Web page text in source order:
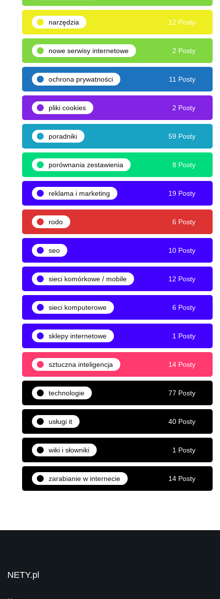
narzędzia 12 Posty
nowe serwisy internetowe 2 Posty
ochrona prywatności 11 Posty
pliki cookies 2 Posty
poradniki 59 Posty
porównania zestawienia 8 Posty
reklama i marketing 19 Posty
rodo 6 Posty
seo 10 Posty
sieci komórkowe / mobile 12 Posty
sieci komputerowe 6 Posty
sklepy internetowe 1 Posty
sztuczna inteligencja 14 Posty
technologie 77 Posty
usługi it 40 Posty
wiki i słowniki 1 Posty
zarabianie w internecie 14 Posty
NETY.pl